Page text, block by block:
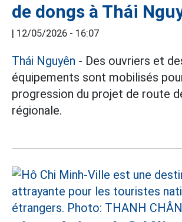
de dongs à Thái
| 12/05/2026 - 16:07
Thái Nguyên - Des ouvriers et
équipements sont mobilisés
progression du projet de route
régionale.